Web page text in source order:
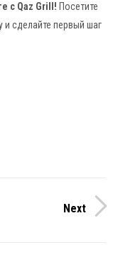
с Qaz Grill! Посетите
и сделайте первый шаг
Next